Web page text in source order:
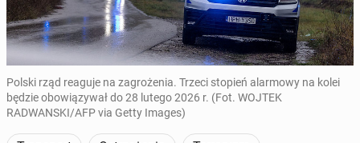
Polski rząd reaguje na zagrożenia. Trzeci stopień alarmowy na kolei
będzie obowiązywał do 28 lutego 2026 r. (Fot. WOJTEK
RADWANSKI/AFP via Getty Images)